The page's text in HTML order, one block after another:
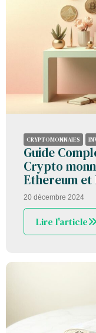
CRYPTOMONNAIES
Guide
Crypto
Ethereum et
20 décembre 2024
Lire l'article